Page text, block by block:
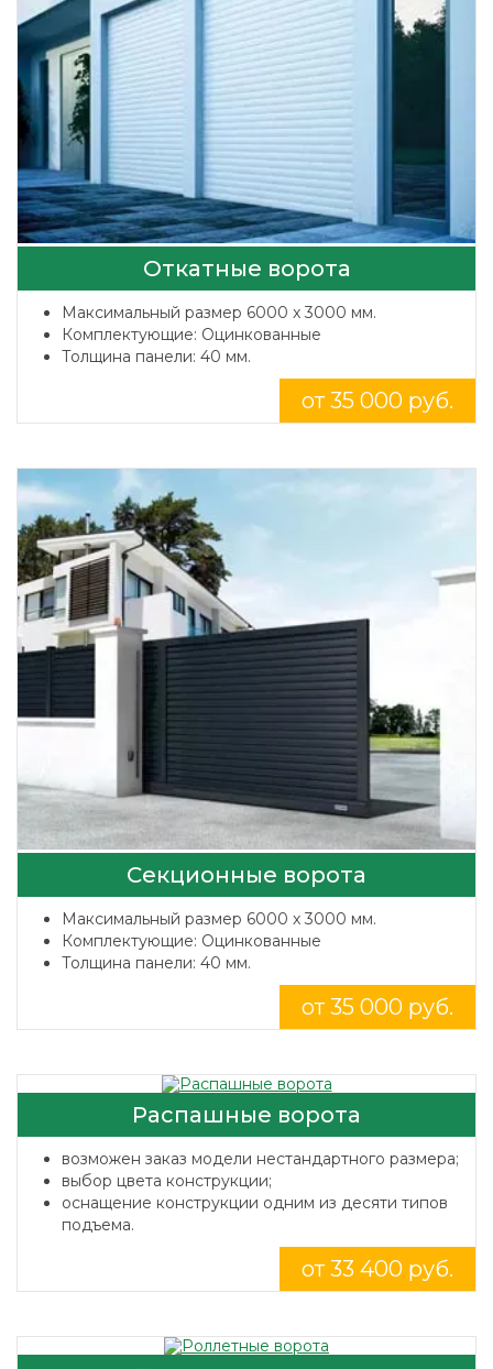
Откатные ворота
Максимальный размер 6000 x 3000 мм.
Комплектующие: Оцинкованные
Толщина панели: 40 мм.
от 35 000 руб.
Секционные ворота
Максимальный размер 6000 x 3000 мм.
Комплектующие: Оцинкованные
Толщина панели: 40 мм.
от 35 000 руб.
Распашные ворота
возможен заказ модели нестандартного размера;
выбор цвета конструкции;
оснащение конструкции одним из десяти типов
подъема.
от 33 400 руб.